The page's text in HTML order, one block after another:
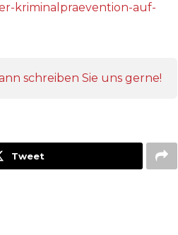
kriminalpraevention-auf-
schreiben Sie uns gerne!
Tweet